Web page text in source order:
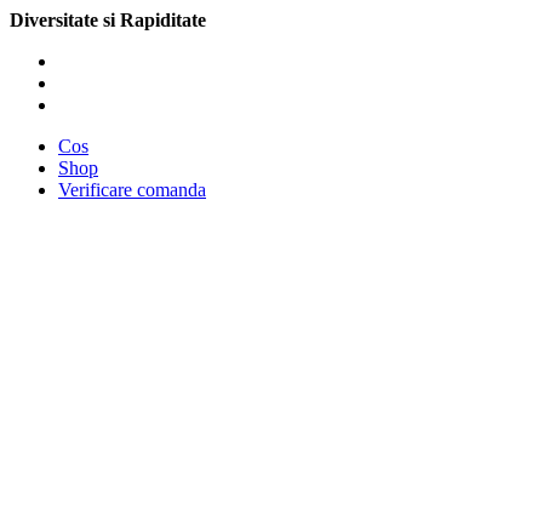
Diversitate si Rapiditate
Cos
Shop
Verificare comanda